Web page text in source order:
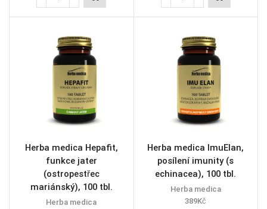
Herba medica Hepafit,
funkce jater
(ostropestřec
mariánský), 100 tbl.
Herba medica
Herba medica ImuElan,
posílení imunity (s
echinacea), 100 tbl.
Herba medica
389Kč